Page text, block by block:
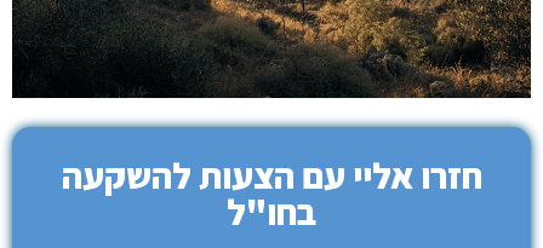
חזרו אליי עם הצעות להשקעה
בחו"ל